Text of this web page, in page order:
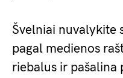
Švelniai nuvalykite
pagal medienos
riebalus ir pašalina